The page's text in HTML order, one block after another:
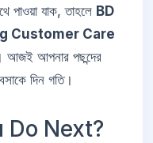
পাওয়া যাক, তাহলে BD
Customer Care
আজই আপনার পছন্দের
দিন গতি।
Do Next?